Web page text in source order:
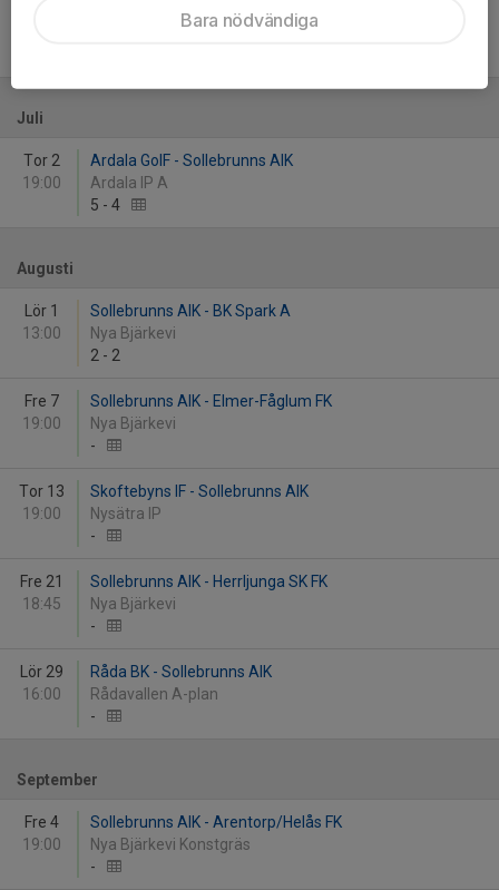
Sollebrunns AIK - Edet FK
Nya Bjärkevi
Juli
Tor 2
19:00
Ardala GoIF - Sollebrunns AIK
Ardala IP A
5 - 4
Augusti
Lör 1
13:00
Sollebrunns AIK - BK Spark A
Nya Bjärkevi
2 - 2
Fre 7
19:00
Sollebrunns AIK - Elmer-Fåglum FK
Nya Bjärkevi
-
Tor 13
19:00
Skoftebyns IF - Sollebrunns AIK
Nysätra IP
-
Fre 21
18:45
Sollebrunns AIK - Herrljunga SK FK
Nya Bjärkevi
-
Lör 29
16:00
Råda BK - Sollebrunns AIK
Rådavallen A-plan
-
September
Fre 4
19:00
Sollebrunns AIK - Arentorp/Helås FK
Nya Bjärkevi Konstgräs
-
Bara nödvändiga